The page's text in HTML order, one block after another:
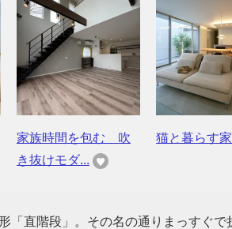
家族時間を包む 吹
き抜けモダ...
猫と暮らす家
「直階段」。その名の通りまっすぐ